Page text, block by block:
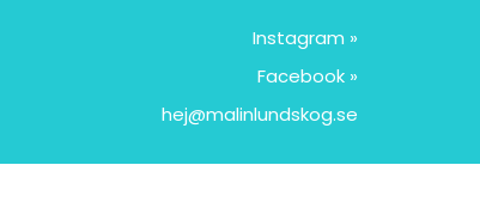
Instagram »
Facebook »
hej@malinlundskog.se